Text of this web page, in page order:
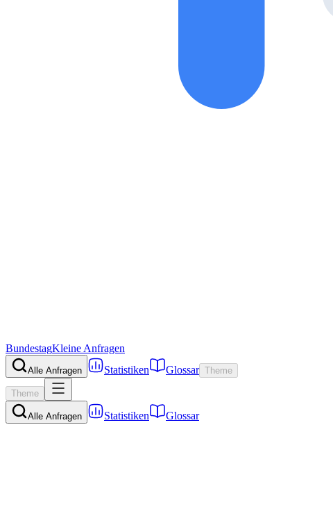
BundestagKleine Anfragen
Alle Anfragen Statistiken Glossar Theme
Theme
Alle Anfragen Statistiken Glossar